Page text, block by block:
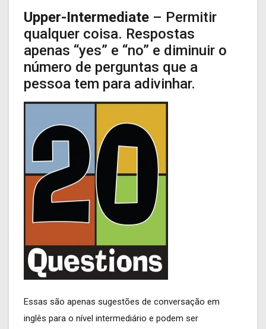
Upper-Intermediate – Permitir
qualquer coisa. Respostas
apenas “yes” e “no” e diminuir o
número de perguntas que a
pessoa tem para adivinhar.
Essas são apenas sugestões de conversação em
inglês para o nível intermediário e podem ser